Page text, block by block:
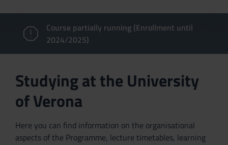
Course partially running (Enrollment until
2024/2025)
Studying at the University
of Verona
Here you can find information on the organisational
aspects of the Programme, lecture timetables, learning